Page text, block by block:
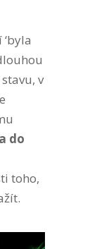
v
do
toho,